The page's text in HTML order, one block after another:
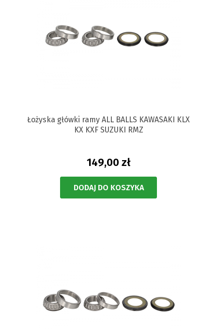
Łożyska główki ramy ALL BALLS KAWASAKI KLX
KX KXF SUZUKI RMZ
149,00 zł
DODAJ DO KOSZYKA